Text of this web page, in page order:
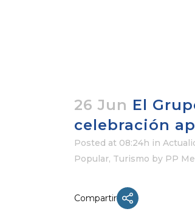
26 Jun El
celebración
Posted at 08:24h in
Popular, Turismo by PP
Compartir